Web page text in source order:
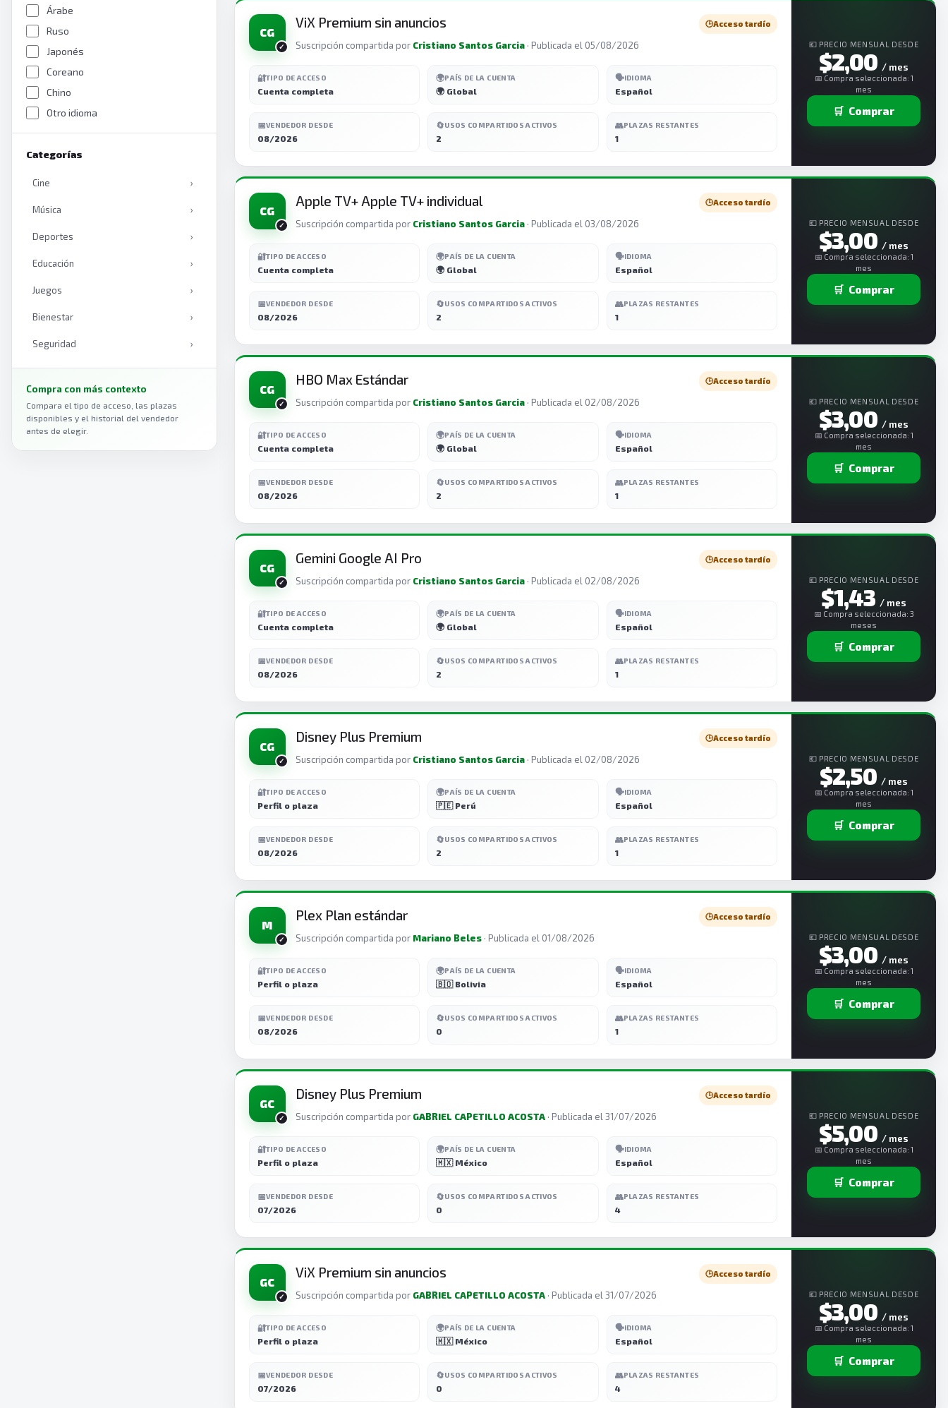
Árabe
Ruso
Japonés
Coreano
Chino
Otro idioma
Categorías
Cine ›
Música ›
Deportes ›
Educación ›
Juegos ›
Bienestar ›
Seguridad ›
Productividad ›
Inteligencia artificial
Libros
Compra con más contexto
Compara el tipo de acceso, las plazas
disponibles y el historial del vendedor
antes de elegir.
CG
ViX Premium sin anuncios 🕒Acceso tardío
Suscripción compartida por Cristiano Santos Garcia · Publicada el 05/08/2026
🔐TIPO DE ACCESO
Cuenta completa
🌍PAÍS DE LA CUENTA
🌍 Global
🗣️IDIOMA
Español
📅VENDEDOR DESDE
08/2026
🔄USOS COMPARTIDOS ACTIVOS
2
👥PLAZAS RESTANTES
1
💶 PRECIO MENSUAL DESDE
$2,00 / mes
📅 Compra seleccionada: 1
mes
🛒 Comprar
CG
Apple TV+ Apple TV+ individual 🕒Acceso tardío
Suscripción compartida por Cristiano Santos Garcia · Publicada el 03/08/2026
🔐TIPO DE ACCESO
Cuenta completa
🌍PAÍS DE LA CUENTA
🌍 Global
🗣️IDIOMA
Español
📅VENDEDOR DESDE
08/2026
🔄USOS COMPARTIDOS ACTIVOS
2
👥PLAZAS RESTANTES
1
💶 PRECIO MENSUAL DESDE
$3,00 / mes
📅 Compra seleccionada: 1
mes
🛒 Comprar
CG
HBO Max Estándar 🕒Acceso tardío
Suscripción compartida por Cristiano Santos Garcia · Publicada el 02/08/2026
🔐TIPO DE ACCESO
Cuenta completa
🌍PAÍS DE LA CUENTA
🌍 Global
🗣️IDIOMA
Español
📅VENDEDOR DESDE
08/2026
🔄USOS COMPARTIDOS ACTIVOS
2
👥PLAZAS RESTANTES
1
💶 PRECIO MENSUAL DESDE
$3,00 / mes
📅 Compra seleccionada: 1
mes
🛒 Comprar
CG
Gemini Google AI Pro 🕒Acceso tardío
Suscripción compartida por Cristiano Santos Garcia · Publicada el 02/08/2026
🔐TIPO DE ACCESO
Cuenta completa
🌍PAÍS DE LA CUENTA
🌍 Global
🗣️IDIOMA
Español
📅VENDEDOR DESDE
08/2026
🔄USOS COMPARTIDOS ACTIVOS
2
👥PLAZAS RESTANTES
1
💶 PRECIO MENSUAL DESDE
$1,43 / mes
📅 Compra seleccionada: 3
meses
🛒 Comprar
CG
Disney Plus Premium 🕒Acceso tardío
Suscripción compartida por Cristiano Santos Garcia · Publicada el 02/08/2026
🔐TIPO DE ACCESO
Perfil o plaza
🌍PAÍS DE LA CUENTA
🇵🇪 Perú
🗣️IDIOMA
Español
📅VENDEDOR DESDE
08/2026
🔄USOS COMPARTIDOS ACTIVOS
2
👥PLAZAS RESTANTES
1
💶 PRECIO MENSUAL DESDE
$2,50 / mes
📅 Compra seleccionada: 1
mes
🛒 Comprar
M
Plex Plan estándar 🕒Acceso tardío
Suscripción compartida por Mariano Beles · Publicada el 01/08/2026
🔐TIPO DE ACCESO
Perfil o plaza
🌍PAÍS DE LA CUENTA
🇧🇴 Bolivia
🗣️IDIOMA
Español
📅VENDEDOR DESDE
08/2026
🔄USOS COMPARTIDOS ACTIVOS
0
👥PLAZAS RESTANTES
1
💶 PRECIO MENSUAL DESDE
$3,00 / mes
📅 Compra seleccionada: 1
mes
🛒 Comprar
GC
Disney Plus Premium 🕒Acceso tardío
Suscripción compartida por GABRIEL CAPETILLO ACOSTA · Publicada el 31/07/2026
🔐TIPO DE ACCESO
Perfil o plaza
🌍PAÍS DE LA CUENTA
🇲🇽 México
🗣️IDIOMA
Español
📅VENDEDOR DESDE
07/2026
🔄USOS COMPARTIDOS ACTIVOS
0
👥PLAZAS RESTANTES
4
💶 PRECIO MENSUAL DESDE
$5,00 / mes
📅 Compra seleccionada: 1
mes
🛒 Comprar
GC
ViX Premium sin anuncios 🕒Acceso tardío
Suscripción compartida por GABRIEL CAPETILLO ACOSTA · Publicada el 31/07/2026
🔐TIPO DE ACCESO
Perfil o plaza
🌍PAÍS DE LA CUENTA
🇲🇽 México
🗣️IDIOMA
Español
📅VENDEDOR DESDE
07/2026
🔄USOS COMPARTIDOS ACTIVOS
0
👥PLAZAS RESTANTES
4
💶 PRECIO MENSUAL DESDE
$3,00 / mes
📅 Compra seleccionada: 1
mes
🛒 Comprar